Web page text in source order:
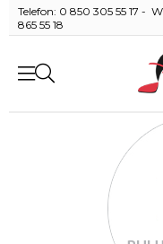
Telefon: 0 850 305 55 17 -
865 55 18